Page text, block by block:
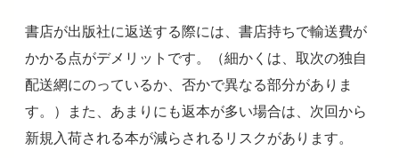
書店が出版社に返送する際には、書店持ちで輸送費が
かかる点がデメリットです。（細かくは、取次の独自
配送網にのっているか、否かで異なる部分がありま
す。）また、あまりにも返本が多い場合は、次回から
新規入荷される本が減らされるリスクがあります。